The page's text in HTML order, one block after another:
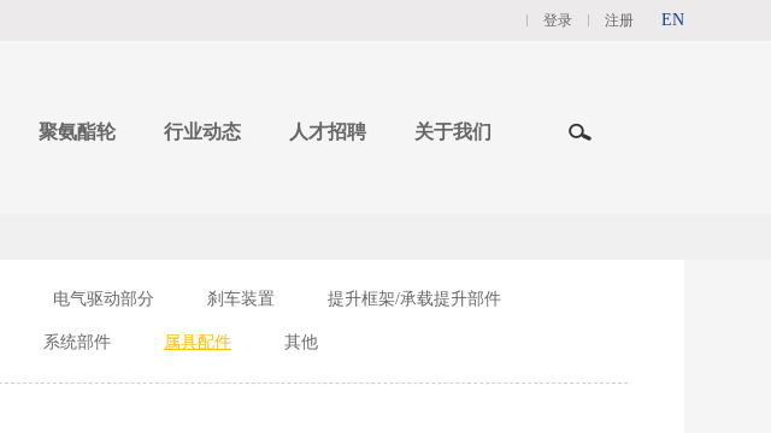
登录 注册 EN
聚氨酯轮 行业动态 人才招聘 关于我们
电气驱动部分 刹车装置 提升框架/承载提升部件
系统部件 属具配件 其他